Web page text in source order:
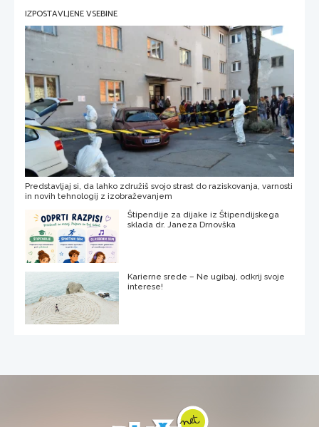
IZPOSTAVLJENE VSEBINE
Predstavljaj si, da lahko združiš svojo strast do raziskovanja, varnosti
in novih tehnologij z izobraževanjem
Štipendije za dijake iz Štipendijskega
sklada dr. Janeza Drnovška
Karierne srede – Ne ugibaj, odkrij svoje
interese!